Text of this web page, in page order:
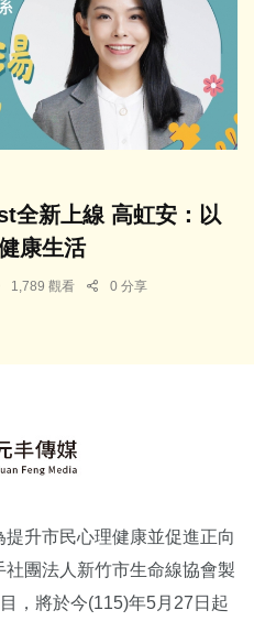
全新上線 高虹安：以
康生活
1,789 觀看 0 分享
提升市民心理健康並促進正向
團法人新竹市生命線協會製
，將於今(115)年5月27日起